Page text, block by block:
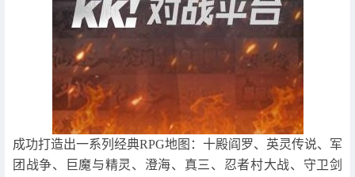
成功打造出一系列经典RPG地图：十殿阎罗、英灵传说、军
团战争、巨魔与精灵、澄海、真三、忍者村大战、守卫剑